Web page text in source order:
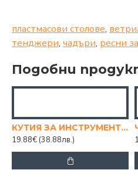
пластмасови столове,
тенджери, чадъри, ресни
Подобни
КУТИЯ ЗА ИНСТРУМЕНТИ 19"
19.88€ (38.88лв.)